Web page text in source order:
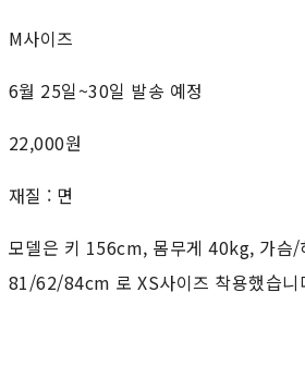
M사이즈
6월 25일~30일 발송 예정
22,000원
재질 : 면
모델은 키 156cm, 몸무게 40kg, 가슴/
81/62/84cm 로 XS사이즈 착용했습니